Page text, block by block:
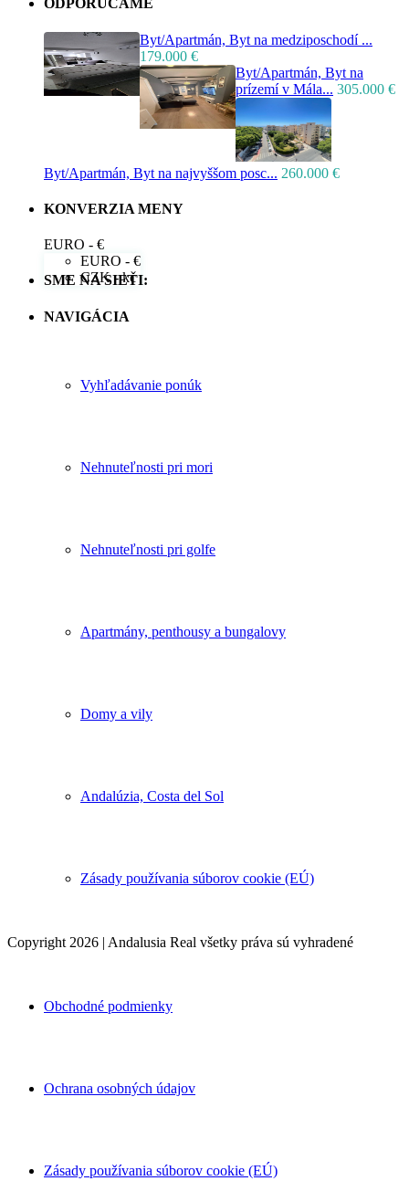
ODPORÚČAME
Byt/Apartmán, Byt na medziposchodí ...
179.000 €
Byt/Apartmán, Byt na
prízemí v Mála... 305.000 €
Byt/Apartmán, Byt na najvyššom posc... 260.000 €
KONVERZIA MENY
EURO - €
EURO - €
CZK - kč
SME NA SIETI:
NAVIGÁCIA
Vyhľadávanie ponúk
Nehnuteľnosti pri mori
Nehnuteľnosti pri golfe
Apartmány, penthousy a bungalovy
Domy a vily
Andalúzia, Costa del Sol
Zásady používania súborov cookie (EÚ)
Copyright 2026 | Andalusia Real všetky práva sú vyhradené
Obchodné podmienky
Ochrana osobných údajov
Zásady používania súborov cookie (EÚ)